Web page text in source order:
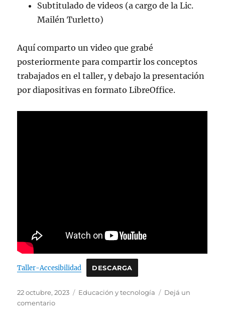
Subtitulado de videos (a cargo de la Lic.
Mailén Turletto)
Aquí comparto un video que grabé
posteriormente para compartir los conceptos
trabajados en el taller, y debajo la presentación
por diapositivas en formato LibreOffice.
Taller-Accesibilidad DESCARGA
Publicado
el
22 octubre, 2023 Categorías
Educación y tecnología
Dejá un
comentarioen